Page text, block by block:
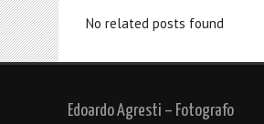
No related posts found
Edoardo Agresti – Fotografo